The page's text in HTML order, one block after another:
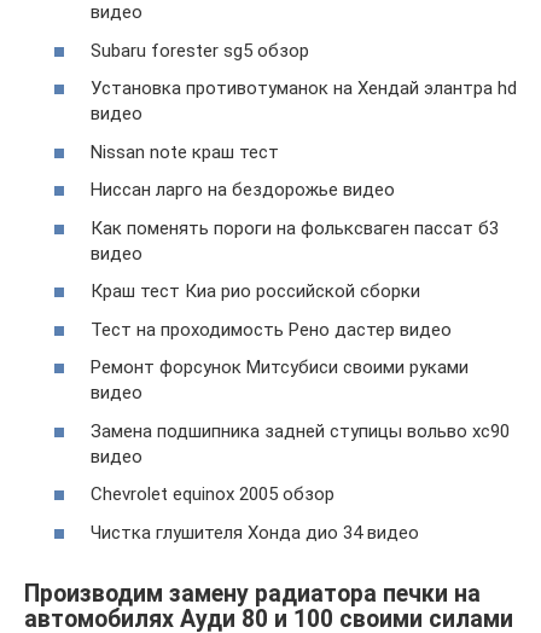
видео
Subaru forester sg5 обзор
Установка противотуманок на Хендай элантра hd
видео
Nissan note краш тест
Ниссан ларго на бездорожье видео
Как поменять пороги на фольксваген пассат б3
видео
Краш тест Киа рио российской сборки
Тест на проходимость Рено дастер видео
Ремонт форсунок Митсубиси своими руками
видео
Замена подшипника задней ступицы вольво хс90
видео
Chevrolet equinox 2005 обзор
Чистка глушителя Хонда дио 34 видео
Производим замену радиатора печки на
автомобилях Ауди 80 и 100 своими силами